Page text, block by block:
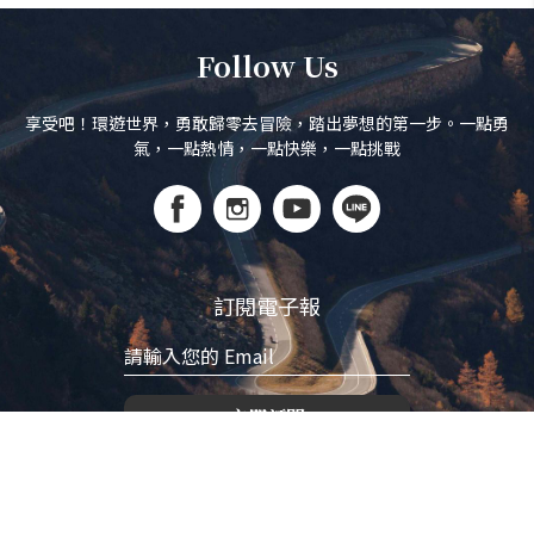
Follow Us
享受吧！環遊世界，勇敢歸零去冒險，踏出夢想的第一步。一點勇
氣，一點熱情，一點快樂，一點挑戰
訂閱電子報
立即訂閱